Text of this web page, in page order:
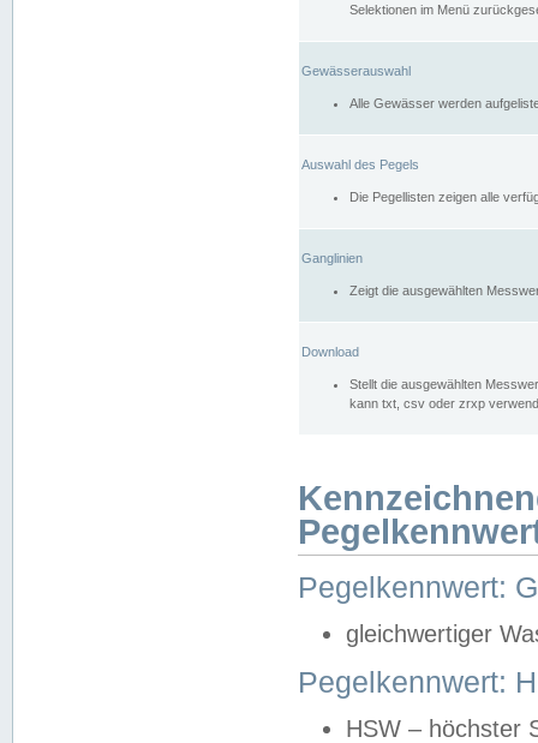
Selektionen im Menü
Gewässerauswahl
Alle Gewässer werden
Auswahl des Pegels
Die Pegellisten zeigen alle
Ganglinien
Zeigt die ausgewählten
Download
Stellt die ausgewählten
kann txt, csv oder zrxp
Pegelkennwert:
gleichwertiger
Pegelkennwert:
HSW – höchster